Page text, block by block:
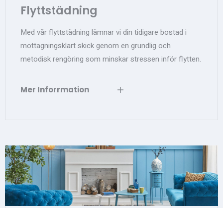
Flyttstädning
Med vår flyttstädning lämnar vi din tidigare bostad i
mottagningsklart skick genom en grundlig och
metodisk rengöring som minskar stressen inför flytten.
Mer Inforrmation